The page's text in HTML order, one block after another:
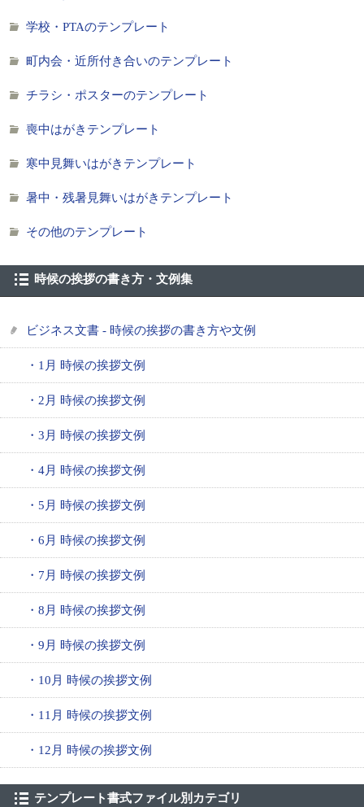
学校・PTAのテンプレート
町内会・近所付き合いのテンプレート
チラシ・ポスターのテンプレート
喪中はがきテンプレート
寒中見舞いはがきテンプレート
暑中・残暑見舞いはがきテンプレート
その他のテンプレート
時候の挨拶の書き方・文例集
ビジネス文書 - 時候の挨拶の書き方や文例
・1月 時候の挨拶文例
・2月 時候の挨拶文例
・3月 時候の挨拶文例
・4月 時候の挨拶文例
・5月 時候の挨拶文例
・6月 時候の挨拶文例
・7月 時候の挨拶文例
・8月 時候の挨拶文例
・9月 時候の挨拶文例
・10月 時候の挨拶文例
・11月 時候の挨拶文例
・12月 時候の挨拶文例
テンプレート書式ファイル別カテゴリ